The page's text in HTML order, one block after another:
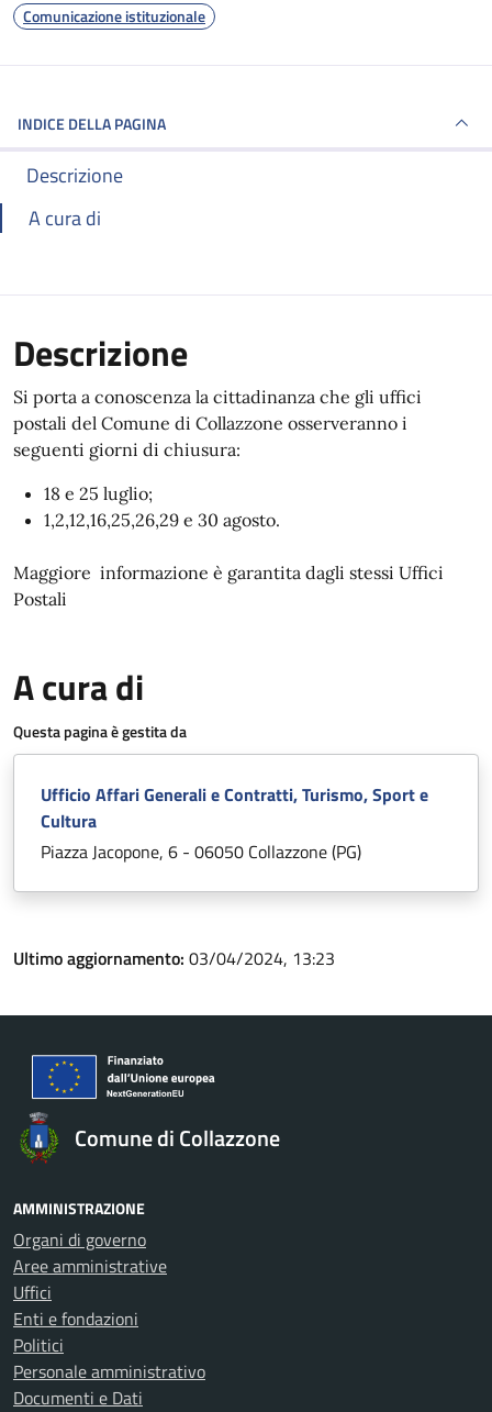
Comunicazione istituzionale
INDICE DELLA PAGINA
Descrizione
A cura di
Descrizione
Si porta a conoscenza la cittadinanza che gli uffici
postali del Comune di Collazzone osserveranno i
seguenti giorni di chiusura:
18 e 25 luglio;
1,2,12,16,25,26,29 e 30 agosto.
Maggiore informazione è garantita dagli stessi Uffici
Postali
A cura di
Questa pagina è gestita da
Ufficio Affari Generali e Contratti, Turismo, Sport e
Cultura
Piazza Jacopone, 6 - 06050 Collazzone (PG)
Ultimo aggiornamento: 03/04/2024, 13:23
Comune di Collazzone
AMMINISTRAZIONE
Organi di governo
Aree amministrative
Uffici
Enti e fondazioni
Politici
Personale amministrativo
Documenti e Dati